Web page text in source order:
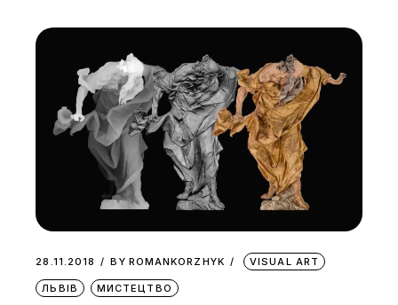
28.11.2018 BY ROMANKORZHYK VISUAL ART
ЛЬВІВ МИСТЕЦТВО